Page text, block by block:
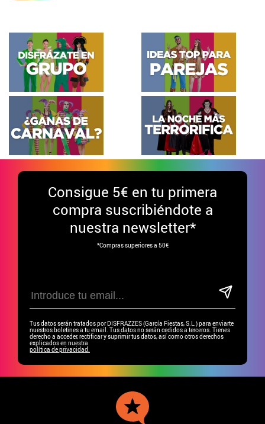
Consigue 5€ en tu primera
compra suscribiéndote a
nuestra newsletter*
*Compras superiores a 50€
Tus datos serán tratados por DISFRAZZES (García Fiestas, S.L.) para enviarte
nuestros boletines a tu email. Tus datos no serán cedidos a terceros. Tienes
derecho a acceder, rectificar y suprimir tus datos, así como otros derechos
explicados en nuestra
política de privacidad.